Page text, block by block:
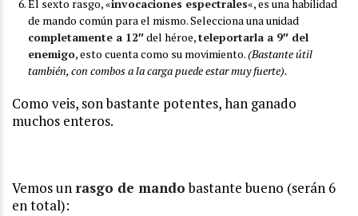
El sexto rasgo, «invocaciones espectrales«, es una habilidad
de mando común para el mismo. Selecciona una unidad
completamente a 12″del héroe,teleportarla a 9″ del
enemigo, esto cuenta como su movimiento.(Bastante útil
también, con combos a la carga puede estar muy fuerte).
Como veis, son bastante potentes, han ganado
muchos enteros.
Vemos un rasgo de mandobastante bueno (serán 6
en total):